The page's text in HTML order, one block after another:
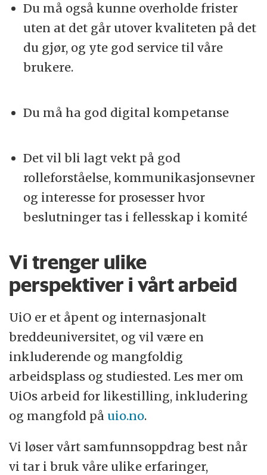
Du må også kunne overholde frister
uten at det går utover kvaliteten på det
du gjør, og yte god service til våre
brukere.
Du må ha god digital kompetanse
Det vil bli lagt vekt på god
rolleforståelse, kommunikasjonsevner
og interesse for prosesser hvor
beslutninger tas i fellesskap i komité
Vi trenger ulike
perspektiver i vårt arbeid
UiO er et åpent og internasjonalt
breddeuniversitet, og vil være en
inkluderende og mangfoldig
arbeidsplass og studiested. Les mer om
UiOs arbeid for likestilling, inkludering
og mangfold på uio.no.
Vi løser vårt samfunnsoppdrag best når
vi tar i bruk våre ulike erfaringer,